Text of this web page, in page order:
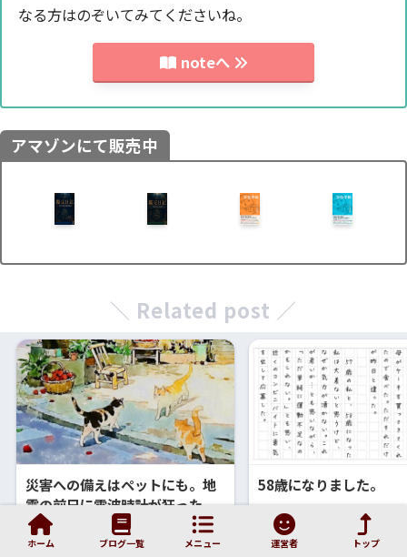
なる方はのぞいてみてくださいね。
noteへ
アマゾンにて販売中
＼ Related post ／
災害への備えはペットにも。地
震の前日に電波時計が狂った
話。
58歳になりました。
ホーム ブログ一覧 メニュー 運営者 トップ